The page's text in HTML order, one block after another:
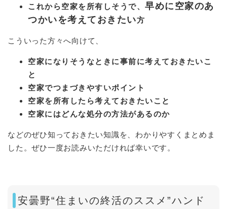
これから空家を所有しそうで、 早めに空家のあ
つかいを考えておきたい方
こういった方々へ向けて、
空家になりそうなときに事前に考えておきたいこ
と
空家でつまづきやすいポイント
空家を所有したら考えておきたいこと
空家にはどんな処分の方法があるのか
などのぜひ知っておきたい知識を、わかりやすくまとめま
した。ぜひ一度お読みいただければ幸いです。
安曇野“住まいの終活のススメ”ハンド